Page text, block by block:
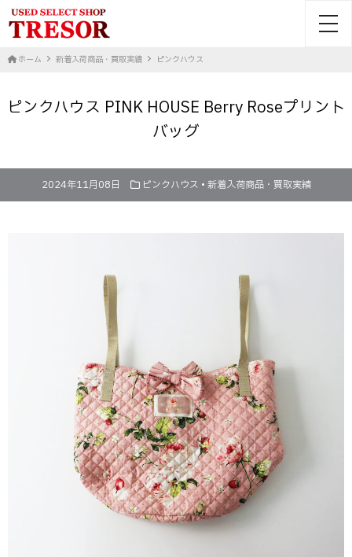
ホーム 新着入荷商品・買取実績 ピンクハウス
ピンクハウス PINK HOUSE Berry Roseプリント
バッグ
2024年11月08日 ピンクハウス • 新着入荷商品・買取実績